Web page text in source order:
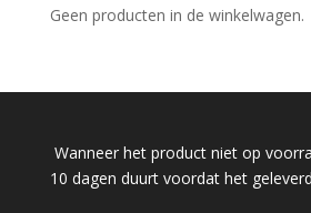
Geen producten in de winkelwagen.
Wanneer het product niet op
10 dagen duurt voordat het